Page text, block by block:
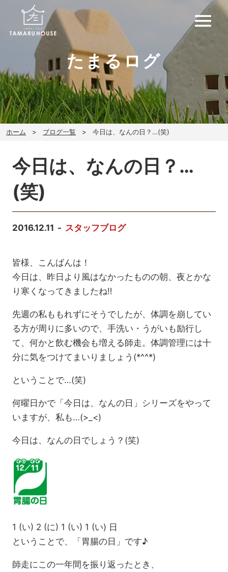
たまるログ
ホーム ブログ一覧 今日は、なんの日？…(笑)
今日は、なんの日？…
(笑)
2016.12.11 スタッフブログ
皆様、こんばんは！
今日は、昨日より風はなかったものの朝、夜とかな
り寒くなってきましたね‼
先週の私ももれずにそうでしたが、体調を崩してい
る方が周りに多いので、手洗い・うがいも励行し
て、何かと飲む機会も増える師走。体調管理には十
分に気をつけてまいりましょう(*^^*)
ということで…(笑)
何曜日かで「今日は、なんの日」シリーズをやって
いますが、私も…(>_<)
今日は、なんの日でしょう？(笑)
1 (い) 2 (に) 1 (い) 1 (い) 日
ということで、「胃腸の日」です♪
師走にこの一年間を振り返ったとき、